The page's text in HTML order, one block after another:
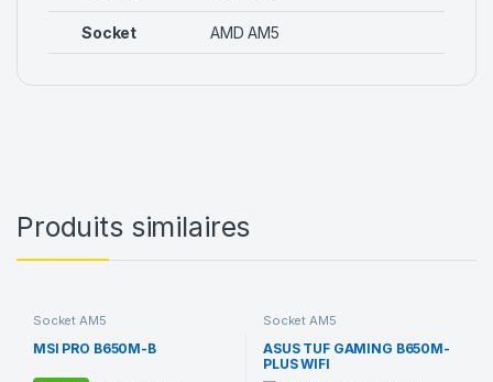
Socket AMD AM5
Produits similaires
Socket AM5
MSI PRO B650M-B
Socket AM5
ASUS TUF GAMING B650M-
PLUS WIFI